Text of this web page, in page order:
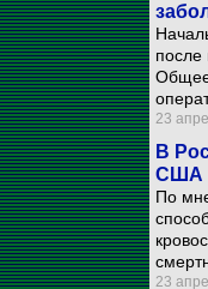
после
Общее
23
В
США
По
23